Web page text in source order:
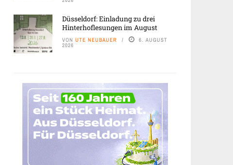
Düsseldorf: Einladung zu drei
Hinterhoflesungen im August
VON UTE NEUBAUER 6. AUGUST
2026